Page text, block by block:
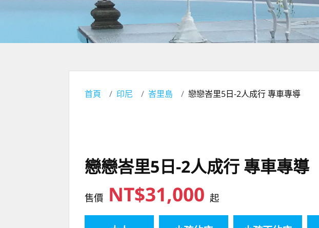
首頁 印尼 峇里島 戀戀峇里5日-2人成行 專車專導
戀戀峇里5日-2人成行 專車專導
售價 NT$31,000起